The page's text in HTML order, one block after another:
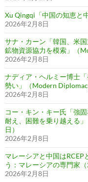
Xu Qingqi「中国の知恵と
2026年2月8日
サナ・カーン「韓国、米
鉱物資源協力を模索」（
2026年2月8日
ナディア・ヘルミー博士
勢い」（Modern
2026年2月8日
コー・キン・キー氏「強
耐え、困難を乗り越える
日）
2026年2月8日
マレーシアと中国はRCEP
う：マレーシアの専門家（
2026年2月8日